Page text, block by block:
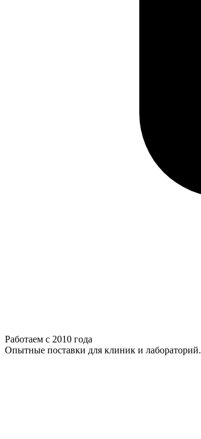
Работаем с 2010 года
Опытные поставки для клиник и лабораторий.